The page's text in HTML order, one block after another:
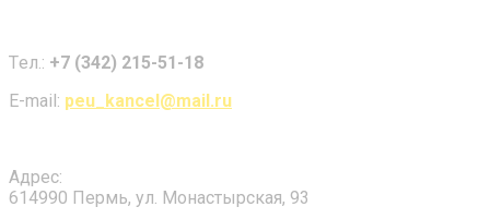
Tел.: +7 (342) 215-51-18
E-mail: peu_kancel@mail.ru
Адрес:
614990 Пермь, ул. Монастырская, 93